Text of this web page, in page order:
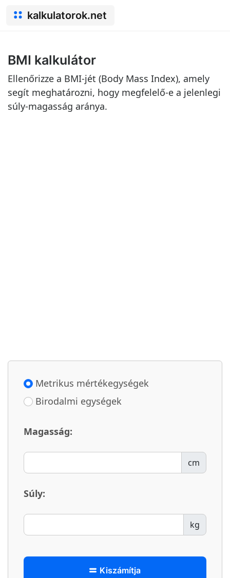
kalkulatorok.net
BMI kalkulátor
Ellenőrizze a BMI-jét (Body Mass Index), amely
segít meghatározni, hogy megfelelő-e a jelenlegi
súly-magasság aránya.
Metrikus mértékegységek
Birodalmi egységek
Magasság:
cm
Súly:
kg
Kiszámítja